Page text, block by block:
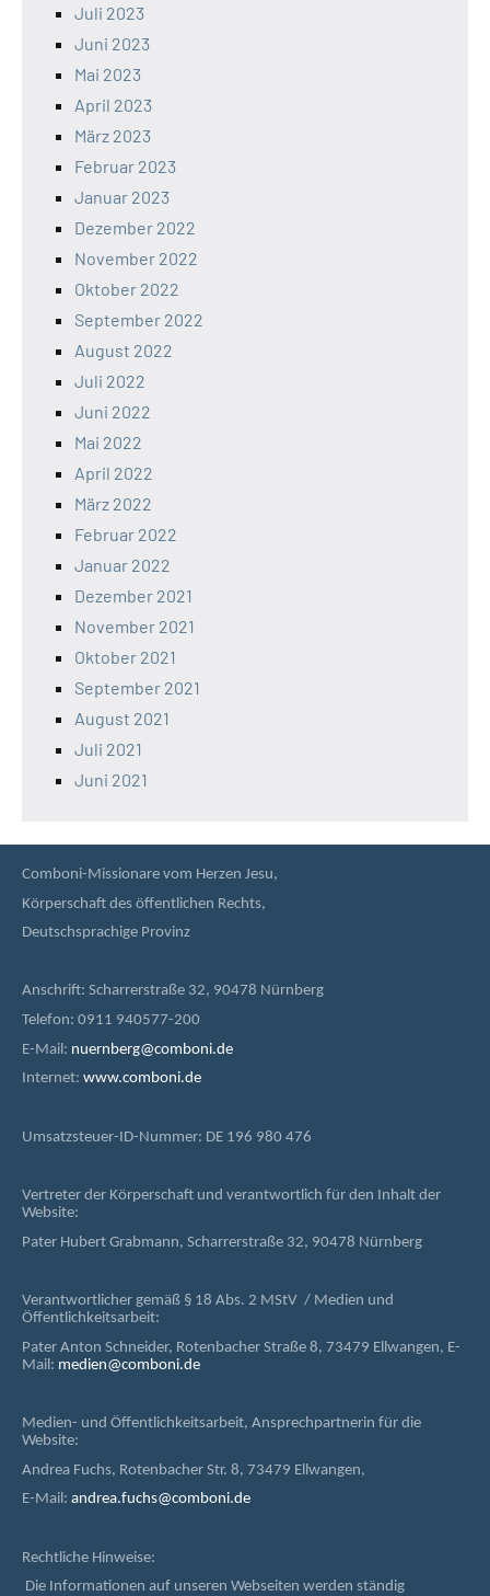
Juli 2023
Juni 2023
Mai 2023
April 2023
März 2023
Februar 2023
Januar 2023
Dezember 2022
November 2022
Oktober 2022
September 2022
August 2022
Juli 2022
Juni 2022
Mai 2022
April 2022
März 2022
Februar 2022
Januar 2022
Dezember 2021
November 2021
Oktober 2021
September 2021
August 2021
Juli 2021
Juni 2021
Comboni-Missionare vom Herzen Jesu,
Körperschaft des öffentlichen Rechts,
Deutschsprachige Provinz
Anschrift: Scharrerstraße 32, 90478 Nürnberg
Telefon: 0911 940577-200
E-Mail: nuernberg@comboni.de
Internet: www.comboni.de
Umsatzsteuer-ID-Nummer: DE 196 980 476
Vertreter der Körperschaft und verantwortlich für den Inhalt der
Website:
Pater Hubert Grabmann, Scharrerstraße 32, 90478 Nürnberg
Verantwortlicher gemäß § 18 Abs. 2 MStV / Medien und
Öffentlichkeitsarbeit:
Pater Anton Schneider, Rotenbacher Straße 8, 73479 Ellwangen, E-
Mail: medien@comboni.de
Medien- und Öffentlichkeitsarbeit, Ansprechpartnerin für die
Website:
Andrea Fuchs, Rotenbacher Str. 8, 73479 Ellwangen,
E-Mail: andrea.fuchs@comboni.de
Rechtliche Hinweise:
Die Informationen auf unseren Webseiten werden ständig